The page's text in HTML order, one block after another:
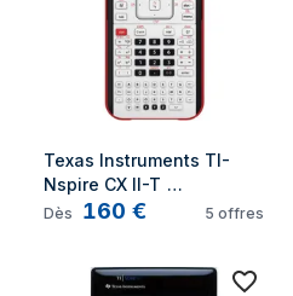
Texas Instruments TI-
Nspire CX II-T
calculatrice Poche
Dès 160 € 5 offres